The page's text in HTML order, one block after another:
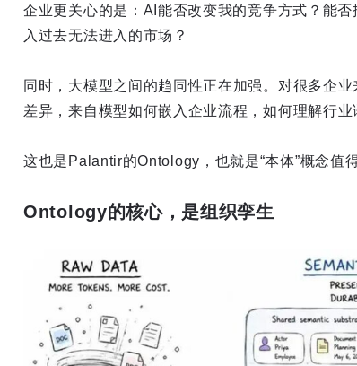
企业更关心的是：AI能否改变我的竞争方式？能
入过去无法进入的市场？
同时，大模型之间的趋同性正在加强。对很多企
差异，来自模型如何嵌入企业流程，如何理解行业
这也是Palantir的Ontology，也就是“本体”概念值
Ontology的核心，是组织孪生